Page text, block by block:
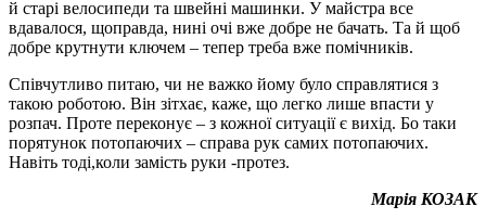
й старі велосипеди та швейні машинки. У майстра все
вдавалося, щоправда, нині очі вже добре не бачать. Та й щоб
добре крутнути ключем – тепер треба вже помічників.
Співчутливо питаю, чи не важко йому було справлятися з
такою роботою. Він зітхає, каже, що легко лише впасти у
розпач. Проте переконує – з кожної ситуації є вихід. Бо таки
порятунок потопаючих – справа рук самих потопаючих.
Навіть тоді,коли замість руки -протез.
Марія КОЗАК